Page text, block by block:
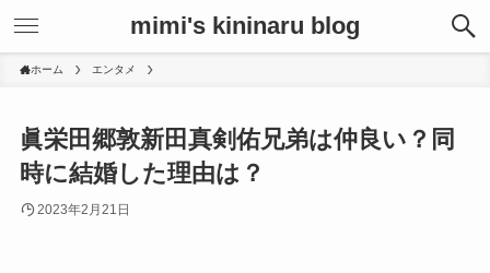
mimi's kininaru blog
ホーム エンタメ
眞栄田郷敦新田真剣佑兄弟は仲良い？同
時に結婚した理由は？
2023年2月21日